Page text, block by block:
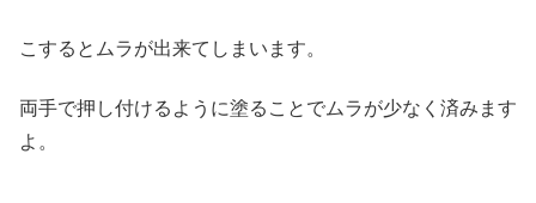
こするとムラが出来てしまいます。
両手で押し付けるように塗ることでムラが少なく済みます
よ。